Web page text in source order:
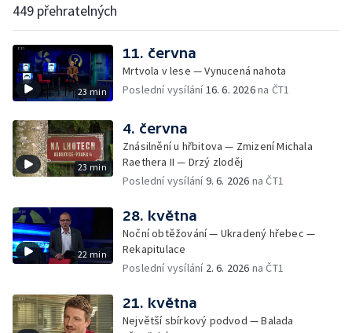
449 přehratelných
23 min
11. června
Mrtvola v lese — Vynucená nahota
Poslední vysílání 16. 6. 2026na ČT1
23 min
4. června
Znásilnění u hřbitova — Zmizení Michala
Raethera II — Drzý zloděj
Poslední vysílání9. 6. 2026 na ČT1
22 min
28. května
Noční obtěžování — Ukradený hřebec —
Rekapitulace
Poslední vysílání 2. 6. 2026 na ČT1
21. května
Největší sbírkový podvod — Balada